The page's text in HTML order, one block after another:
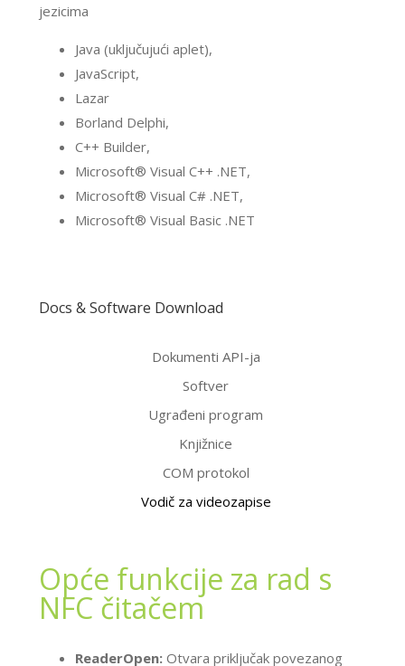
jezicima
Java (uključujući aplet),
JavaScript,
Lazar
Borland Delphi,
C++ Builder,
Microsoft® Visual C++ .NET,
Microsoft® Visual C# .NET,
Microsoft® Visual Basic .NET
Docs & Software Download
Dokumenti API-ja
Softver
Ugrađeni program
Knjižnice
COM protokol
Vodič za videozapise
Opće funkcije za rad s
NFC čitačem
ReaderOpen: Otvara priključak povezanog